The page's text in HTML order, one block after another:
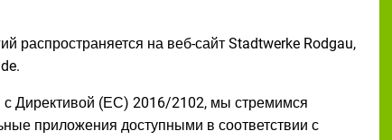
распространяется на веб-сайт Stadtwerke Rodgau,
с Директивой (ЕС) 2016/2102, мы стремимся
приложения доступными в соответствии с